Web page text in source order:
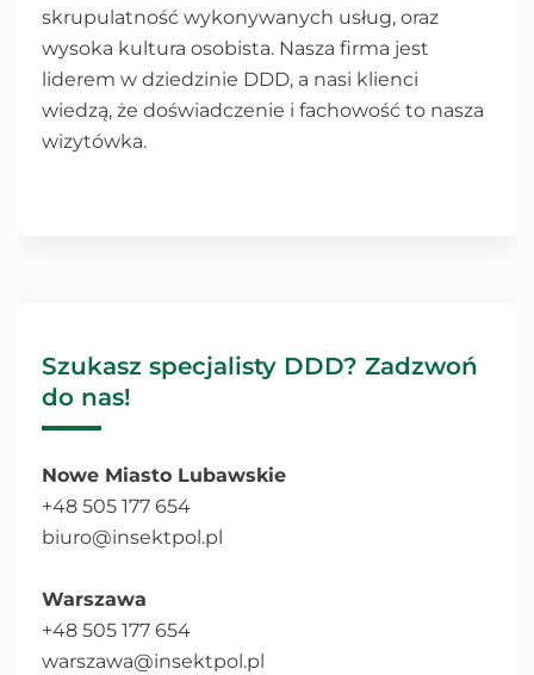
skrupulatność wykonywanych usług, oraz
wysoka kultura osobista. Nasza firma jest
liderem w dziedzinie DDD, a nasi klienci
wiedzą, że doświadczenie i fachowość to nasza
wizytówka.
Szukasz specjalisty DDD? Zadzwoń
do nas!
Nowe Miasto Lubawskie
+48 505 177 654
biuro@insektpol.pl
Warszawa
+48 505 177 654
warszawa@insektpol.pl